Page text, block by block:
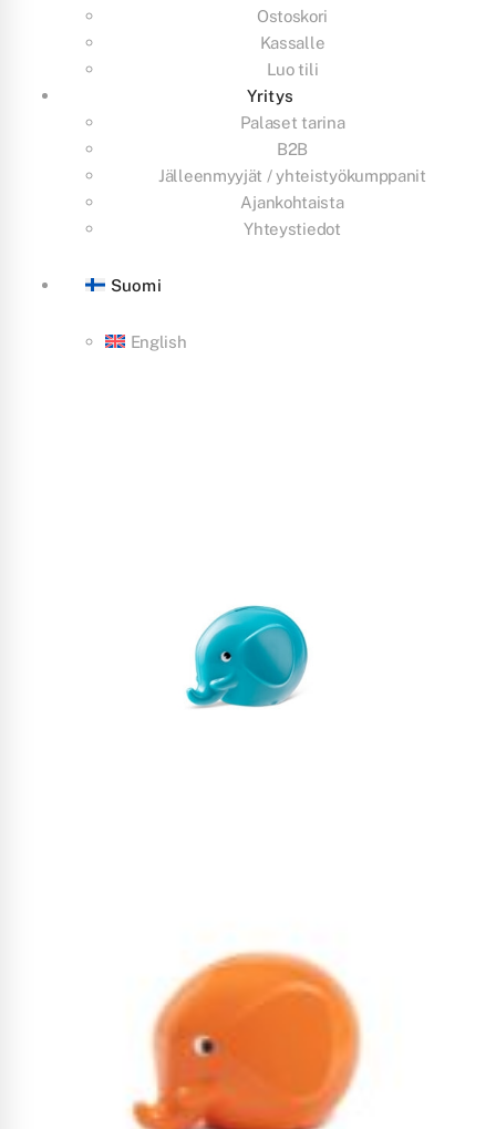
Ostoskori
Kassalle
Luo tili
Yritys
Palaset tarina
B2B
Jälleenmyyjät / yhteistyökumppanit
Ajankohtaista
Yhteystiedot
Suomi
English